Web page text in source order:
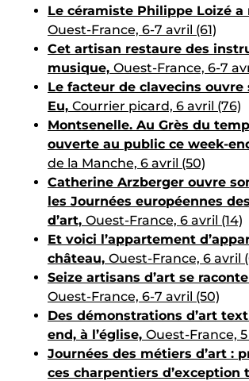
Le céramiste Philippe Loizé
Ouest-France, 6-7 avril (61)
Cet artisan restaure des
musique, Ouest-France, 6-7
Le facteur de clavecins ouvre
Eu, Courrier picard, 6 avril (76)
Montsenelle. Au Grès du
ouverte au public ce week-
de la Manche, 6 avril (50)
Catherine Arzberger ouvre
les Journées européennes
d’art, Ouest-France, 6 avril (14)
Et voici l’appartement
château, Ouest-France, 6 avril
Seize artisans d’art se
Ouest-France, 6-7 avril (50)
Des démonstrations d’art
end, à l’église, Ouest-France, 5
Journées des métiers d’art :
ces charpentiers d’exception